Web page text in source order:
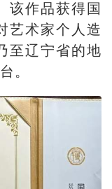
该作品获得国
艺术家个人造
至辽宁省的地
。